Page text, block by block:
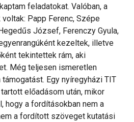
feladatokat. Valóban, a
Papp Ferenc, Szépe
József, Ferenczy Gyula,
kezeltek, illetve
tekintettek rám, aki
Még teljesen ismeretlen
Egy nyíregyházi TIT
előadásom után, mikor
hogy a fordításokban nem a
a fordított szöveget kutatási